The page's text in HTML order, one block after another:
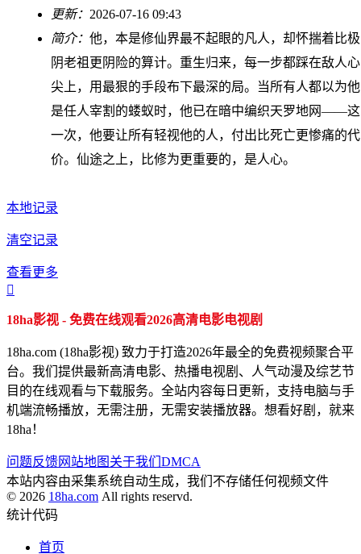
更新： 2026-07-16 09:43
简介： 他，本是修仙界最不起眼的凡人，却怀揣着比极
阴老祖更阴险的算计。重生归来，每一步都踩在敌人心
尖上，用最狠的手段布下最深的局。当所有人都以为他
是任人宰割的蝼蚁时，他已在暗中编织天罗地网——这
一次，他要让所有轻视他的人，付出比死亡更惨痛的代
价。仙途之上，比修为更重要的，是人心。
本地记录
清空记录
查看更多

18ha影视 - 免费在线观看2026高清电影电视剧
18ha.com (18ha影视) 致力于打造2026年最全的免费视频聚合平
台。我们提供最新高清电影、热播电视剧、人气动漫及综艺节
目的在线观看与下载服务。全站内容每日更新，支持电脑与手
机端流畅播放，无需注册，无需安装播放器。想看好剧，就来
18ha！
问题反馈网站地图 关于我们 DMCA
本站内容由采集系统自动生成，我们不存储任何视频文件
© 2026 18ha.com All rights reservd.
统计代码
首页